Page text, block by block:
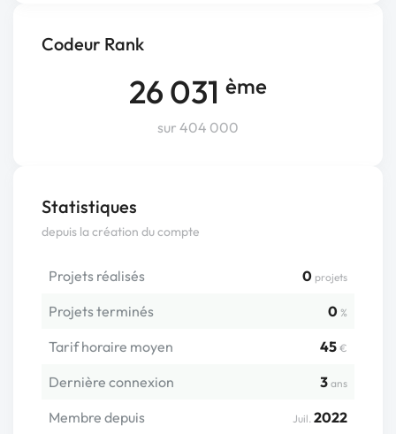
Codeur Rank
26 031 ème
sur 404 000
Statistiques
depuis la création du compte
Projets réalisés 0 projets
Projets terminés 0 %
Tarif horaire moyen 45 €
Dernière connexion 3 ans
Membre depuis Juil. 2022